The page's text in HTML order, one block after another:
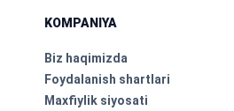
KOMPANIYA
Biz haqimizda
Foydalanish shartlari
Maxfiylik siyosati